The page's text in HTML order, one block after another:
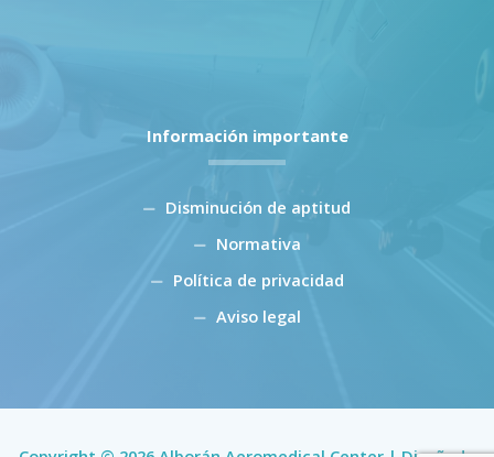
Información importante
Disminución de aptitud
Normativa
Política de privacidad
Aviso legal